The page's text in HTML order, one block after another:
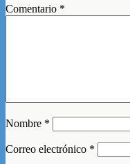
Comentario *
Nombre *
Correo electrónico *